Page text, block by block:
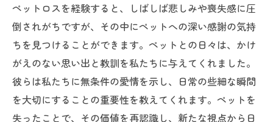
悲しみを力に変える心の準備
ペットを思い出しながら進む第一歩
新たな目標を見つける旅
心に溜まった感情を解放する方法
日常の中に取り入れる心のリフレッシュ
新しいライフステージへの挑戦
ペットロスを経験すると、しばしば悲しみや喪失感に圧
倒されがちですが、その中にペットへの深い感謝の気持
ちを見つけることができます。ペットとの日々は、かけ
がえのない思い出と教訓を私たちに与えてくれました。
彼らは私たちに無条件の愛情を示し、日常の些細な瞬間
を大切にすることの重要性を教えてくれます。ペットを
失ったことで、その価値を再認識し、新たな視点から日